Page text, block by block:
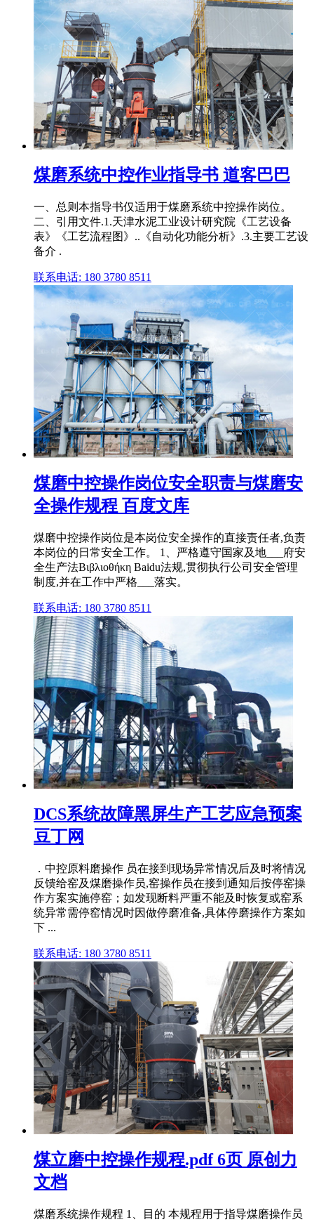
煤磨系统中控作业指导书 道客巴巴
一、总则本指导书仅适用于煤磨系统中控操作岗位。
二、引用文件.1.天津水泥工业设计研究院《工艺设备
表》《工艺流程图》..《自动化功能分析》.3.主要工艺设
备介 .
联系电话: 180 3780 8511
煤磨中控操作岗位安全职责与煤磨安
全操作规程 百度文库
煤磨中控操作岗位是本岗位安全操作的直接责任者,负责
本岗位的日常安全工作。 1、严格遵守国家及地___府安
全生产法Βιβλιοθήκη Baidu法规,贯彻执行公司安全管理
制度,并在工作中严格___落实。
联系电话: 180 3780 8511
DCS系统故障黑屏生产工艺应急预案
豆丁网
．中控原料磨操作 员在接到现场异常情况后及时将情况
反馈给窑及煤磨操作员,窑操作员在接到通知后按停窑操
作方案实施停窑；如发现断料严重不能及时恢复或窑系
统异常需停窑情况时因做停磨准备,具体停磨操作方案如
下 ...
联系电话: 180 3780 8511
煤立磨中控操作规程.pdf 6页 原创力
文档
煤磨系统操作规程 1、目的 本规程用于指导煤磨操作员